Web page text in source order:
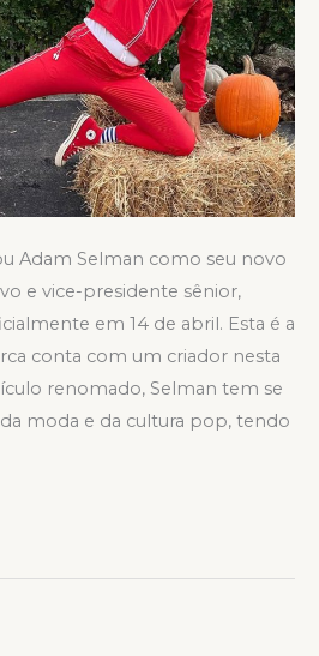
Adam Selman como seu novo
e vice-presidente sênior,
em 14 de abril. Esta é a
conta com um criador nesta
renomado, Selman tem se
moda e da cultura pop, tendo